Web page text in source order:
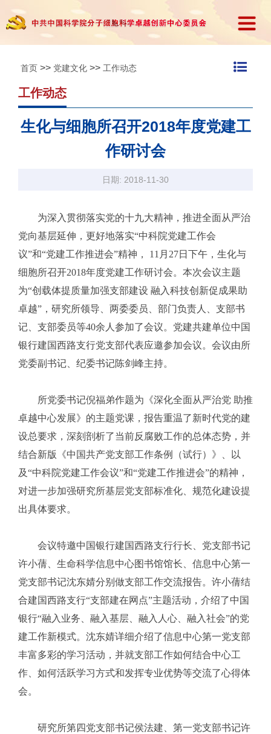
首页 >> 党建文化 >> 工作动态
工作动态
生化与细胞所召开2018年度党建工
作研讨会
日期: 2018-11-30
为深入贯彻落实党的十九大精神，推进全面从严治
党向基层延伸，更好地落实“中科院党建工作会
议”和“党建工作推进会”精神， 11月27日下午，生化与
细胞所召开2018年度党建工作研讨会。本次会议主题
为“创载体提质量加强支部建设 融入科技创新促成果助
卓越”，研究所领导、两委委员、部门负责人、支部书
记、支部委员等40余人参加了会议。党建共建单位中国
银行建国西路支行党支部代表应邀参加会议。会议由所
党委副书记、纪委书记陈剑峰主持。
所党委书记倪福弟作题为《深化全面从严治党 助推
卓越中心发展》的主题党课，报告重温了新时代党的建
设总要求，深刻剖析了当前反腐败工作的总体态势，并
结合新版《中国共产党支部工作条例（试行）》、以
及“中科院党建工作会议”和“党建工作推进会”的精神，
对进一步加强研究所基层党支部标准化、规范化建设提
出具体要求。
会议特邀中国银行建国西路支行行长、党支部书记
许小蒨、生命科学信息中心图书馆馆长、信息中心第一
党支部书记沈东婧分别做支部工作交流报告。许小蒨结
合建国西路支行“支部建在网点”主题活动，介绍了中国
银行“融入业务、融入基层、融入人心、融入社会”的党
建工作新模式。沈东婧详细介绍了信息中心第一党支部
丰富多彩的学习活动，并就支部工作如何结合中心工
作、如何活跃学习方式和发挥专业优势等交流了心得体
会。
研究所第四党支部书记侯法建、第一党支部书记许